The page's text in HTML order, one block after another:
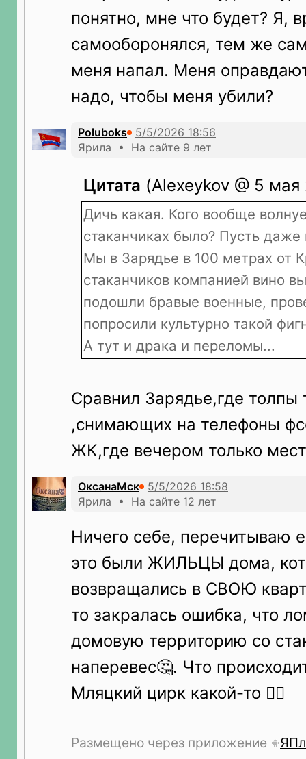
понятно, мне что будет? Я,
самооборонялся, тем же
меня напал. Меня
надо, чтобы меня убили?
Poluboks
Ярила • На сайте 9 лет
Цитата (Alexeykov @ 5
Дичь какая. Кого вообще
стаканчиках было? Пусть даже
Мы в Зарядье в 100 метрах от
стаканчиков компанией вино
подошли бравые военные,
попросили культурно такой
А тут и драка и переломы...
Сравнил Зарядье,где толпы
,снимающих на телефоны
ЖК,где вечером только
ОксанаМск
Ярила • На сайте 12 лет
Ничего себе, перечитываю
это были ЖИЛЬЦЫ дома,
возвращались в СВОЮ
то закралась ошибка, что
домовую территорию со
наперевес🤔. Что
Мляцкий цирк какой-то 🤦‍♀️
Размещено через приложение